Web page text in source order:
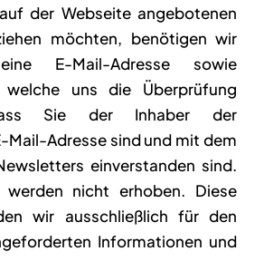
der Webseite angebotenen
möchten, benötigen wir
E-Mail-Adresse sowie
welche uns die Überprüfung
Sie der Inhaber der
Mail-Adresse sind und mit dem
einverstanden sind.
werden nicht erhoben. Diese
wir ausschließlich für den
Informationen und